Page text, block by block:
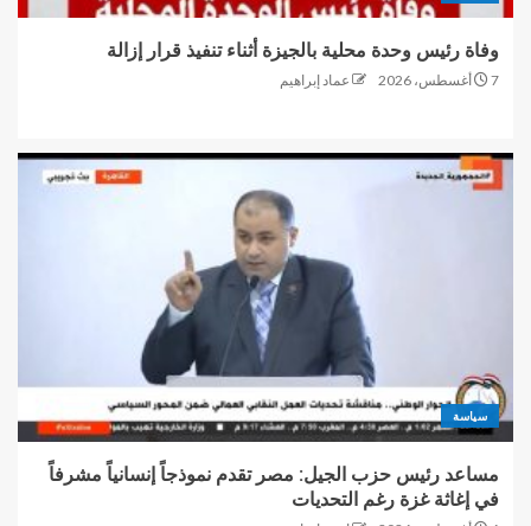
وفاة رئيس وحدة محلية بالجيزة أثناء تنفيذ قرار إزالة
7 أغسطس، 2026 عماد إبراهيم
سياسة
مساعد رئيس حزب الجيل: مصر تقدم نموذجاً إنسانياً مشرفاً
في إغاثة غزة رغم التحديات